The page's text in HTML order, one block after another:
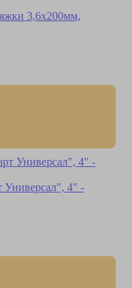
3,6х200мм,
Универсал", 4" -